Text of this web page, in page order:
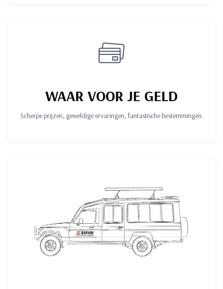
WAAR VOOR JE GELD
Scherpe prijzen, geweldige ervaringen, fantastische bestemmingen.